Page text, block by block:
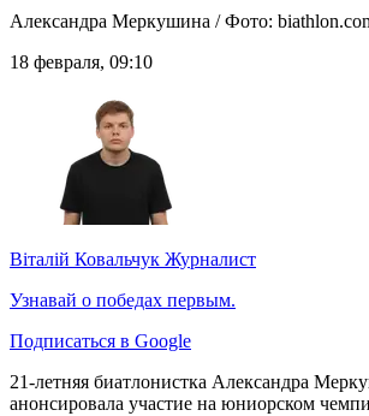
Александра Меркушина / Фото:
18 февраля, 09:10
Віталій Ковальчук Журналист
Узнавай о победах первым.
Подписаться в Google
21-летняя биатлонистка Александра
анонсировала участие на юниорском